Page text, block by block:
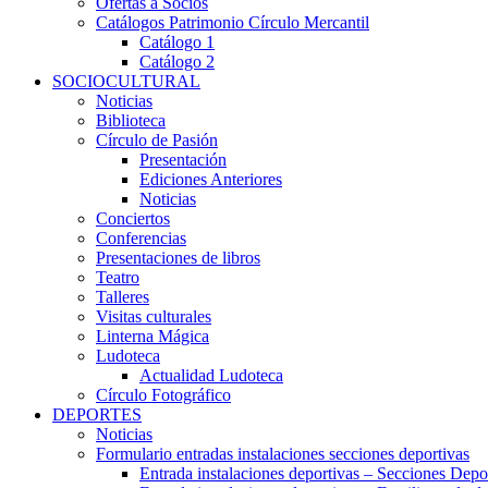
Catálogos Patrimonio Círculo Mercantil
Catálogo 1
Catálogo 2
SOCIOCULTURAL
Noticias
Biblioteca
Círculo de Pasión
Presentación
Ediciones Anteriores
Noticias
Conciertos
Conferencias
Presentaciones de libros
Teatro
Talleres
Visitas culturales
Linterna Mágica
Ludoteca
Actualidad Ludoteca
Círculo Fotográfico
DEPORTES
Noticias
Formulario entradas instalaciones secciones deportivas
Entrada instalaciones deportivas – Secciones